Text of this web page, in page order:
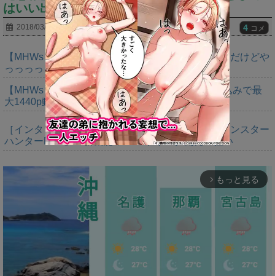
はいい出来だと思うんだけど勿体ないな
2018/03/31 4 コメ
【MHWs】ゴールドエディションの値段今知ったんだけどや
っっっっっっすwwwww
【MHWs】「Switch2版モンハンワイルズはDLSS込みで最
大1440p動作」
［インタビュー］距離を超えて，一緒に狩る。「モンスター
ハンターNow」の新機能 フレンドリンク開発の狙い
arrow_forward_ios もっと見る